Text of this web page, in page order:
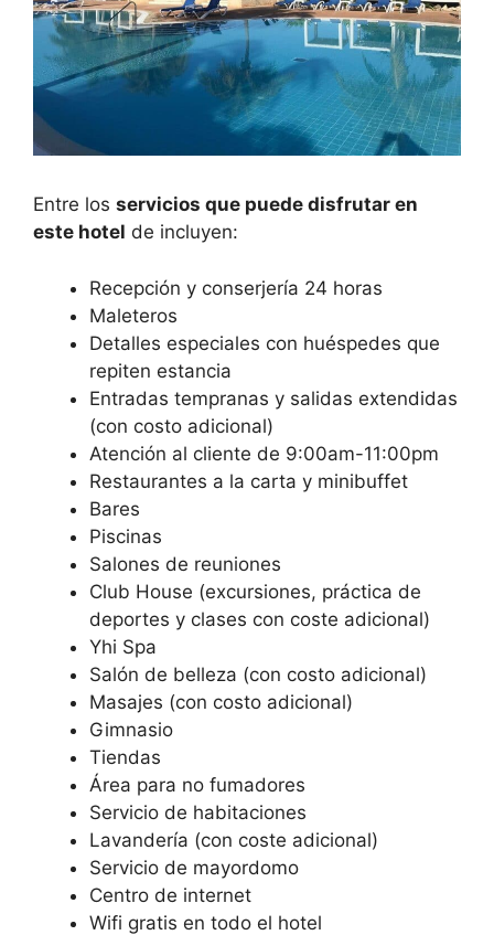
Entre los servicios que puede disfrutar en
este hotel de incluyen:
Recepción y conserjería 24 horas
Maleteros
Detalles especiales con huéspedes que
repiten estancia
Entradas tempranas y salidas extendidas
(con costo adicional)
Atención al cliente de 9:00am-11:00pm
Restaurantes a la carta y minibuffet
Bares
Piscinas
Salones de reuniones
Club House (excursiones, práctica de
deportes y clases con coste adicional)
Yhi Spa
Salón de belleza (con costo adicional)
Masajes (con costo adicional)
Gimnasio
Tiendas
Área para no fumadores
Servicio de habitaciones
Lavandería (con coste adicional)
Servicio de mayordomo
Centro de internet
Wifi gratis en todo el hotel